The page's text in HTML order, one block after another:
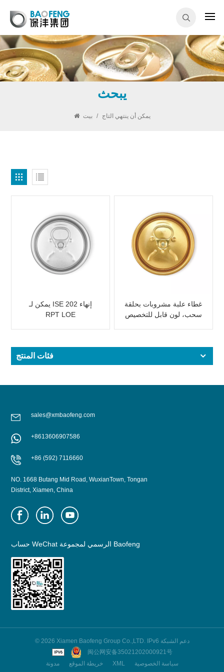
يبحث
بيت / يمكن أن ينتهي التاج
يمكن لـ ISE إنهاء 202
RPT LOE
غطاء علبة مشروبات بحلقة
سحب، لون قابل للتخصيص
فئات المنتج
sales@xmbaofeng.com
+8613606907586
+86 (592) 7116660
NO. 1668 Butang Mid Road, WuxianTown, Tongan
District, Xiamen, China
حساب WeChat الرسمي لمجموعة Baofeng
© 2026 Xiamen Baofeng Group Co.,LTD. IPv6 دعم الشبكة
闽公网安备35021202000921号
مدونة
خريطة الموقع XML سياسة الخصوصية